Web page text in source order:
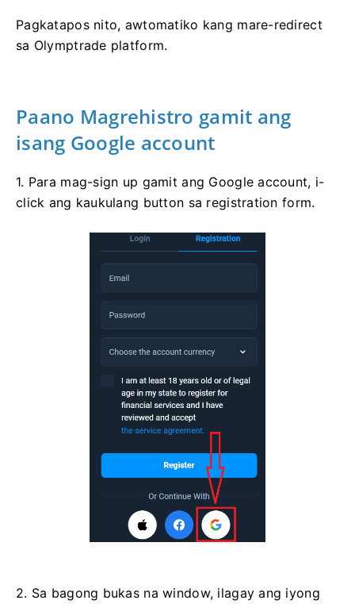
Pagkatapos nito, awtomatiko kang mare-redirect
sa Olymptrade platform.
Paano Magrehistro gamit ang
isang Google account
1. Para mag-sign up gamit ang Google account, i-
click ang kaukulang button sa registration form.
2. Sa bagong bukas na window, ilagay ang iyong